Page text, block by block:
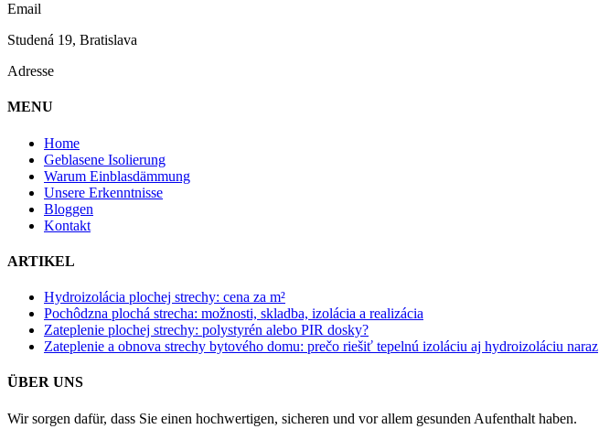
Email
Studená 19, Bratislava
Adresse
MENU
Home
Geblasene Isolierung
Warum Einblasdämmung
Unsere Erkenntnisse
Bloggen
Kontakt
ARTIKEL
Hydroizolácia plochej strechy: cena za m²
Pochôdzna plochá strecha: možnosti, skladba, izolácia a realizácia
Zateplenie plochej strechy: polystyrén alebo PIR dosky?
Zateplenie a obnova strechy bytového domu: prečo riešiť tepelnú izoláciu aj hydroizoláciu naraz
ÜBER UNS
Wir sorgen dafür, dass Sie einen hochwertigen, sicheren und vor allem gesunden Aufenthalt haben.